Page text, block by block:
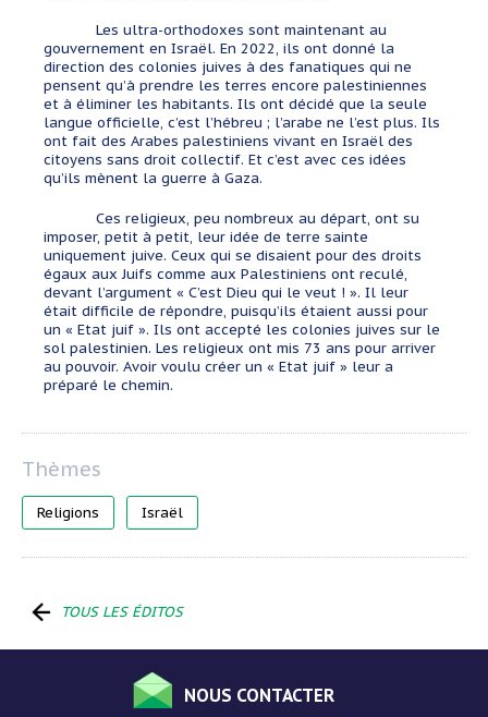
Les ultra-orthodoxes sont maintenant au
gouvernement en Israël. En 2022, ils ont donné la
direction des colonies juives à des fanatiques qui ne
pensent qu’à prendre les terres encore palestiniennes
et à éliminer les habitants. Ils ont décidé que la seule
langue officielle, c’est l’hébreu ; l’arabe ne l’est plus. Ils
ont fait des Arabes palestiniens vivant en Israël des
citoyens sans droit collectif. Et c’est avec ces idées
qu’ils mènent la guerre à Gaza.
Ces religieux, peu nombreux au départ, ont su
imposer, petit à petit, leur idée de terre sainte
uniquement juive. Ceux qui se disaient pour des droits
égaux aux Juifs comme aux Palestiniens ont reculé,
devant l’argument « C’est Dieu qui le veut ! ». Il leur
était difficile de répondre, puisqu’ils étaient aussi pour
un « Etat juif ». Ils ont accepté les colonies juives sur le
sol palestinien. Les religieux ont mis 73 ans pour arriver
au pouvoir. Avoir voulu créer un « Etat juif » leur a
préparé le chemin.
Religions Israël
TOUS LES ÉDITOS
NOUS CONTACTER